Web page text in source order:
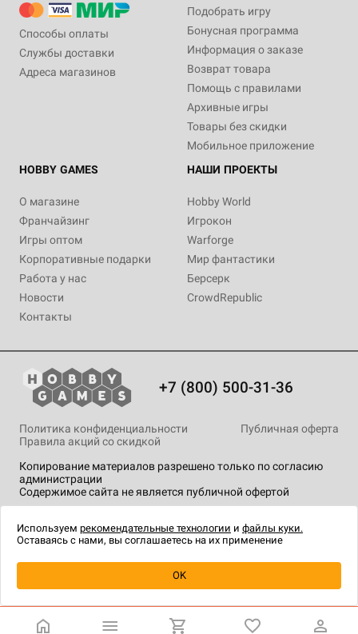
Купить
Способы оплаты
Службы доставки
Адреса магазинов
Подобрать игру
Бонусная программа
Информация о заказе
Возврат товара
Помощь с правилами
Архивные игры
Товары без скидки
Мобильное приложение
HOBBY GAMES
О магазине
Франчайзинг
Игры оптом
Корпоративные подарки
Работа у нас
Новости
Контакты
НАШИ ПРОЕКТЫ
Hobby World
Игрокон
Warforge
Мир фантастики
Берсерк
CrowdRepublic
+7 (800) 500-31-36
Копирование материалов разрешено только по согласию
администрации
Содержимое сайта не является публичной офертой
Политика конфиденциальности
Публичная оферта
Правила акций со скидкой
технологии.
Используем рекомендательные технологии и файлы куки.
Оставаясь с нами, вы соглашаетесь на их применение
OK